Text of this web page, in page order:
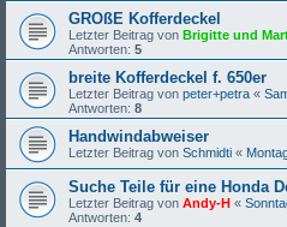
GROßE Kofferdeckel
Letzter Beitrag von Brigitte und
Antworten: 5
breite Kofferdeckel f. 650er
Letzter Beitrag von peter+petra «
Antworten: 8
Handwindabweiser
Letzter Beitrag von Schmidti «
Suche Teile für eine Honda
Letzter Beitrag von Andy-H «
Antworten: 4